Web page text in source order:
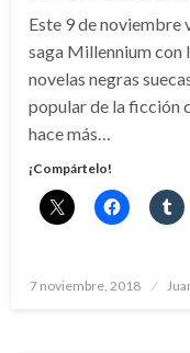
Este 9 de noviembre
saga Millennium con
novelas negras
popular de la ficción
hace más…
¡Compártelo!
Publicado
7 noviembre, 2018